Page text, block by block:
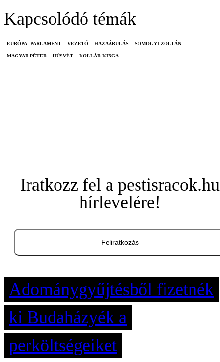
Kapcsolódó témák
EURÓPAI PARLAMENT VEZETŐ HAZAÁRULÁS SOMOGYI ZOLTÁN
MAGYAR PÉTER HÚSVÉT KOLLÁR KINGA
Iratkozz fel a pestisracok.hu
hírlevelére!
Feliratkozás
Adománygyűjtésből fizetnék
ki Budaházyék a
perköltségeiket